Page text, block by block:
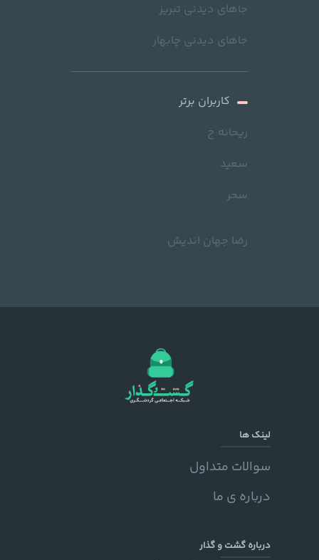
جاهای دیدنی تبریز
جاهای دیدنی چابهار
کاربران برتر
ریحانه ج
سعید
سحر
رضا جهان اندیش
لینک ها
سوالات متداول
درباره ی ما
درباره گشت و گذار